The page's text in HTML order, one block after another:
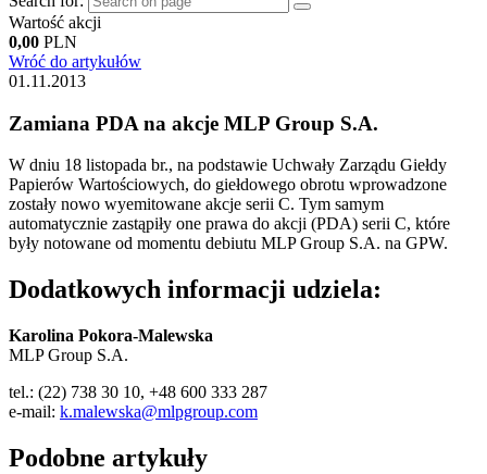
Wartość akcji
0,00 PLN
Wróć do artykułów
01.11.2013
Zamiana PDA na akcje MLP Group S.A.
W dniu 18 listopada br., na podstawie Uchwały Zarządu Giełdy
Papierów Wartościowych, do giełdowego obrotu wprowadzone
zostały nowo wyemitowane akcje serii C. Tym samym
automatycznie zastąpiły one prawa do akcji (PDA) serii C, które
były notowane od momentu debiutu MLP Group S.A. na GPW.
Dodatkowych informacji udziela:
Karolina Pokora-Malewska
MLP Group S.A.
tel.: (22) 738 30 10, +48 600 333 287
e-mail: k.malewska@mlpgroup.com
Podobne artykuły